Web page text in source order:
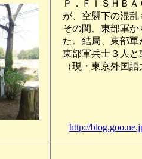
Ｐ．ＦＩＳＨＢ
が、空襲下の混
その間、東部軍
た。結局、東部
東部軍兵士３人
（現・東京外国
http://